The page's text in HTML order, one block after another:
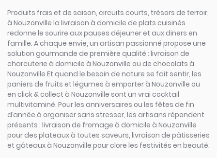
Produits frais et de saison, circuits courts, trésors de terroir,
à Nouzonville la livraison à domicile de plats cuisinés
redonne le sourire aux pauses déjeuner et aux diners en
famille. A chaque envie, un artisan passionné propose une
solution gourmande de première qualité : livraison de
charcuterie à domicile à Nouzonville ou de chocolats à
Nouzonville Et quand le besoin de nature se fait sentir, les
paniers de fruits et légumes à emporter à Nouzonville ou
en click & collect à Nouzonville sont un vrai cocktail
multivitaminé. Pour les anniversaires ou les fêtes de fin
d’année à organiser sans stresser, les artisans répondent
présents : livraison de fromage à domicile à Nouzonville
pour des plateaux à toutes saveurs, livraison de pâtisseries
et gâteaux à Nouzonville pour clore les festivités en beauté.